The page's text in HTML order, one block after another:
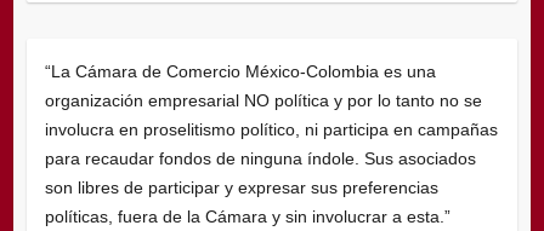
“La Cámara de Comercio México-Colombia es una
organización empresarial NO política y por lo tanto no se
involucra en proselitismo político, ni participa en campañas
para recaudar fondos de ninguna índole. Sus asociados
son libres de participar y expresar sus preferencias
políticas, fuera de la Cámara y sin involucrar a esta.”